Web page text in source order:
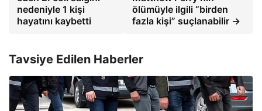
nedeniyle 1 kişi
hayatını kaybetti
ölümüyle ilgili “birden
fazla kişi” suçlanabilir →
Tavsiye Edilen Haberler